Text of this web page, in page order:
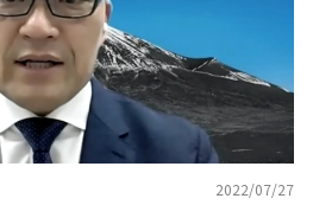
2022/07/27